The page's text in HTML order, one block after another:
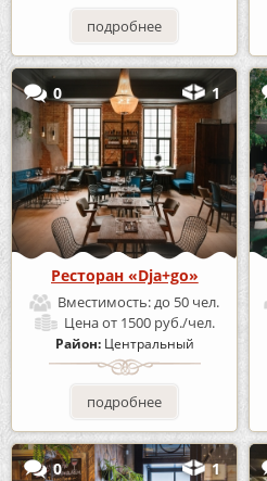
подробнее
0 1
Ресторан «Dja+go»
Вместимость:до 50 чел.
Ценаот 1500 руб./чел.
Район: Центральный
подробнее
0 1